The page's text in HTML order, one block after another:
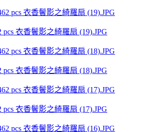
pcs 衣香鬢影之綺羅扇 (19).JPG
pcs 衣香鬢影之綺羅扇 (18).JPG
pcs 衣香鬢影之綺羅扇 (17).JPG